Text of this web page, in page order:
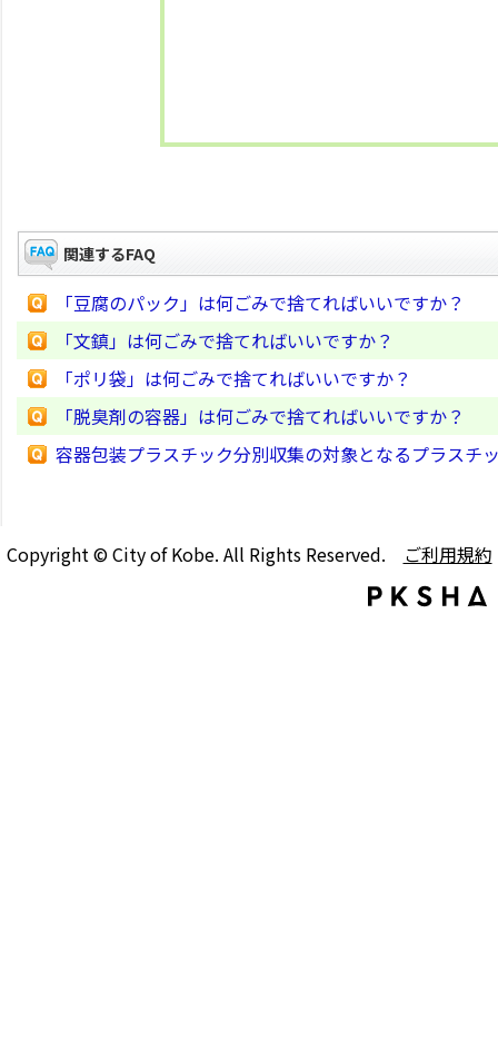
関連するFAQ
「豆腐のパック」は何ごみで捨てればいいですか？
「文鎮」は何ごみで捨てればいいですか？
「ポリ袋」は何ごみで捨てればいいですか？
「脱臭剤の容器」は何ごみで捨てればいいですか？
容器包装プラスチック分別収集の対象となるプラスチ
Copyright © City of Kobe. All Rights Reserved. ご利用規約